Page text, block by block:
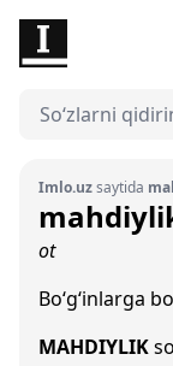
Imlo.uzsaytida
ot
Bo‘g‘inlarga
MAHDIYLIK